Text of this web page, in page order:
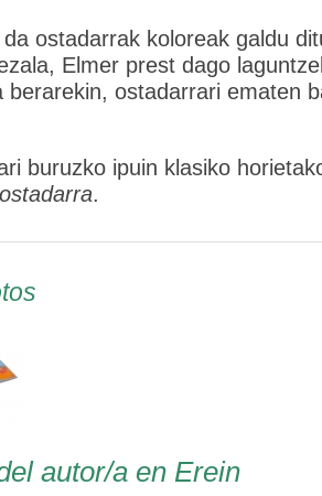
ostadarrak koloreak galdu
Elmer prest dago
berarekin, ostadarrari ematen
buruzko ipuin klasiko
.
autor/a en Erein